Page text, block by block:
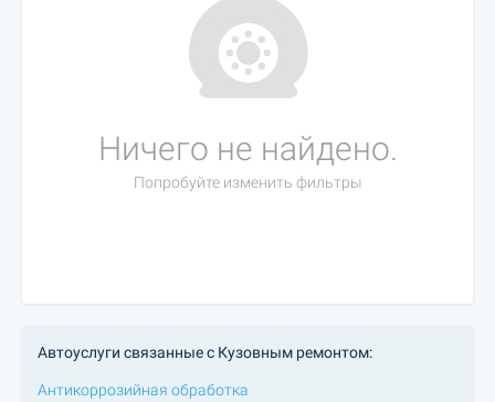
Ничего не найдено.
Попробуйте изменить фильтры
Автоуслуги связанные с Кузовным ремонтом:
Антикоррозийная обработка